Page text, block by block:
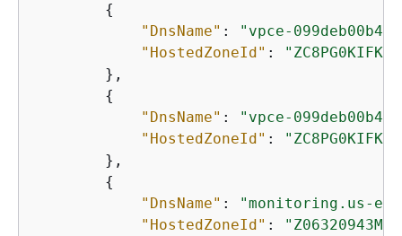
{
"DnsName" :
"vpce-
"HostedZoneId" :
        },
{
"DnsName" :
"vpce-
"HostedZoneId" :
        },
{
"DnsName" :
"monitoring.us-
"HostedZoneId" :